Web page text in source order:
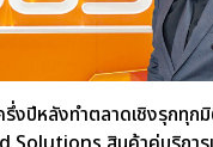
งปีหลังทำตลาดเชิงรุกทุก